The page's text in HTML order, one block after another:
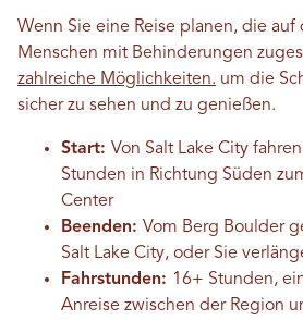
Wenn Sie eine Reise planen, die auf
Menschen mit Behinderungen
zahlreiche Möglichkeiten. um die
sicher zu sehen und zu genießen.
Start: Von Salt Lake City
Stunden in Richtung Süden
Center
Beenden: Vom Berg Boulder
Salt Lake City, oder Sie
Fahrstunden: 16+ Stunden,
Anreise zwischen der Region